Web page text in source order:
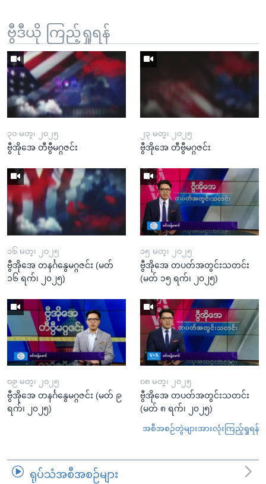
ဗွီဒီယို ကြည့်ရှုရန်
၃၀ မတ္၊ ၂၀၂၅
ဗွီအိုအေ တီဗွီမဂ္ဂဇင်း
၂၃ မတ္၊ ၂၀၂၅
ဗွီအိုအေ တီဗွီမဂ္ဂဇင်း
၁၆ မတ္၊ ၂၀၂၅
ဗွီအိုအေ တနင်္ဂနွေမဂ္ဂဇင်း (မတ်
၁၆ ရက်၊ ၂၀၂၅)
၁၅ မတ္၊ ၂၀၂၅
ဗွီအိုအေ တပတ်အတွင်းသတင်း
(မတ် ၁၅ ရက်၊ ၂၀၂၅)
၀၉ မတ္၊ ၂၀၂၅
ဗွီအိုအေ တနင်္ဂနွေမဂ္ဂဇင်း (မတ် ၉
ရက်၊ ၂၀၂၅)
၀၈ မတ္၊ ၂၀၂၅
ဗွီအိုအေ တပတ်အတွင်းသတင်း
(မတ် ၈ ရက်၊ ၂၀၂၅)
အစီအစဉ်တွဲများအားလုံးကြည့်ရှုရန်
ရုပ်သံအစီအစဉ်များ